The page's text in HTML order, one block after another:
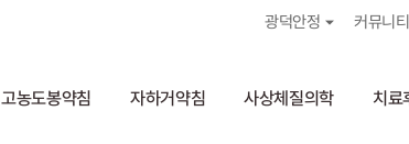
광덕안정 커뮤니티
고농도봉약침 자하거약침 사상체질의학 치료